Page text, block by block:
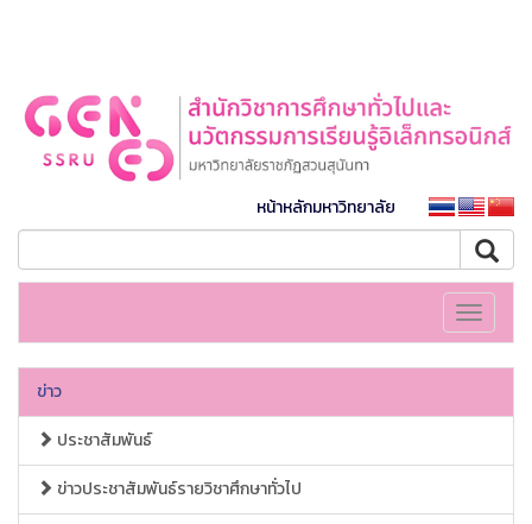
หน้าหลักมหาวิทยาลัย
Toggle
ข่าว
ประชาสัมพันธ์
ข่าวประชาสัมพันธ์รายวิชาศึกษาทั่วไป